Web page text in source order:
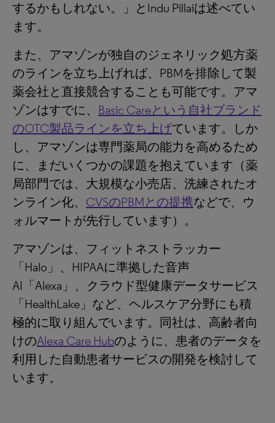
するかもしれない。」とIndu Pillaiは述べてい
ます。
また、アマゾンが独自のジェネリック処方薬
のラインを立ち上げれば、PBMを排除して製
薬会社と直接競合することも可能です。アマ
ゾンはすでに、 Basic Careという自社ブランド
のOTC製品ラインを立ち上げています。しか
し、アマゾンは専門薬局の能力を高めるため
に、まだいくつかの課題を抱えています（薬
局部門では、大規模な小売店、洗練されたオ
ンライン化、 CVSのPBMとの提携などで、ウ
ォルマートが先行しています）。
アマゾンは、フィットネストラッカー
「Halo」、HIPAAに準拠した音声
AI「Alexa」、クラウド型健康データサービス
「HealthLake」など、ヘルスケア分野にも積
極的に取り組んでいます。同社は、高齢者向
けのAlexa Care Hubのように、患者のデータを
利用した自動患者サービスの開発を検討して
います。